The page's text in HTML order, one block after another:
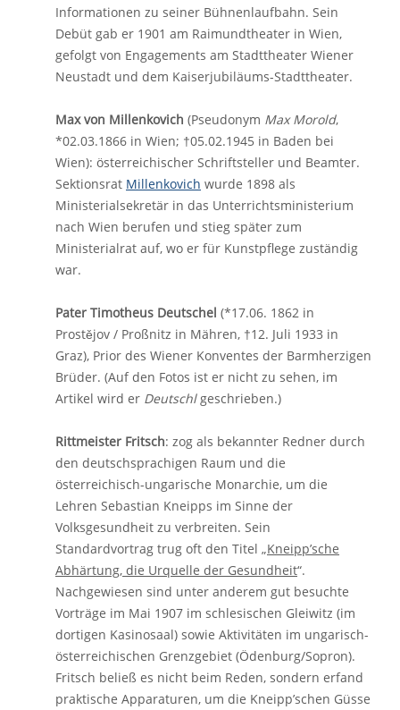
Informationen zu seiner Bühnenlaufbahn. Sein
Debüt gab er 1901 am Raimundtheater in Wien,
gefolgt von Engagements am Stadttheater Wiener
Neustadt und dem Kaiserjubiläums-Stadttheater.
Max von Millenkovich (Pseudonym Max Morold,
*02.03.1866 in Wien; †05.02.1945 in Baden bei
Wien): österreichischer Schriftsteller und Beamter.
Sektionsrat Millenkovich wurde 1898 als
Ministerialsekretär in das Unterrichtsministerium
nach Wien berufen und stieg später zum
Ministerialrat auf, wo er für Kunstpflege zuständig
war.
Pater Timotheus Deutschel (*17.06. 1862 in
Prostějov / Proßnitz in Mähren, †12. Juli 1933 in
Graz), Prior des Wiener Konventes der Barmherzigen
Brüder. (Auf den Fotos ist er nicht zu sehen, im
Artikel wird er Deutschlgeschrieben.)
Rittmeister Fritsch: zog als bekannter Redner durch
den deutschsprachigen Raum und die
österreichisch-ungarische Monarchie, um die
Lehren Sebastian Kneipps im Sinne der
Volksgesundheit zu verbreiten. Sein
Standardvortrag trug oft den Titel „Kneipp’sche
Abhärtung, die Urquelle der Gesundheit“.
Nachgewiesen sind unter anderem gut besuchte
Vorträge im Mai 1907 im schlesischen Gleiwitz (im
dortigen Kasinosaal) sowie Aktivitäten im ungarisch-
österreichischen Grenzgebiet (Ödenburg/Sopron).
Fritsch beließ es nicht beim Reden, sondern erfand
praktische Apparaturen, um die Kneipp’schen Güsse